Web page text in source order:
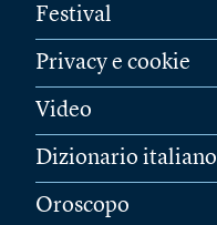
Festival
Privacy e cookie
Video
Dizionario italiano
Oroscopo